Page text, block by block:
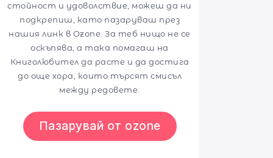
стойност и удоволствие, можеш да ни
подкрепиш, като пазаруваш през
нашия линк в Ozone. За теб нищо не се
оскъпява, а така помагаш на
Книголюбител да расте и да достига
до още хора, които търсят смисъл
между редовете.
Пазарувай от ozone